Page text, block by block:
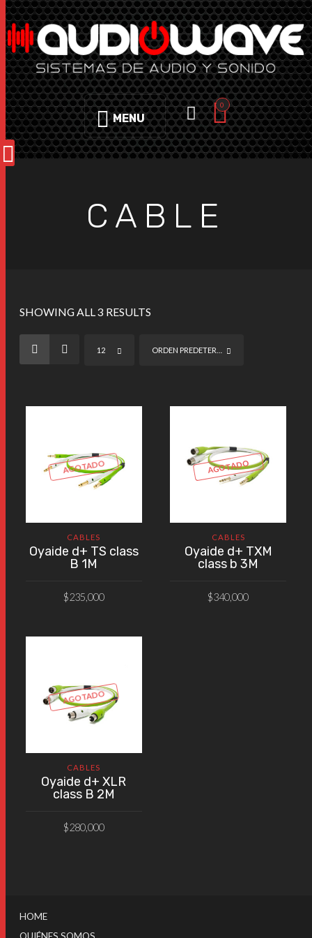
MENU
0
CABLE
SHOWING ALL 3 RESULTS
12
AGOTADO
CABLES
Oyaide d+ TS class
B 1M
$235,000
AGOTADO
CABLES
Oyaide d+ TXM
class b 3M
$340,000
AGOTADO
CABLES
Oyaide d+ XLR
class B 2M
$280,000
HOME